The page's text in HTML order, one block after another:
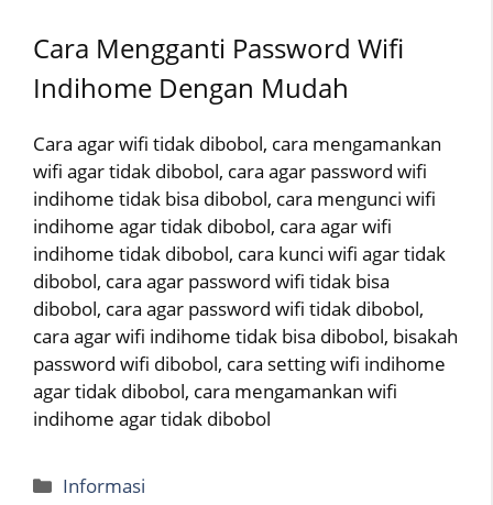
Cara Mengganti Password Wifi
Indihome Dengan Mudah
Cara agar wifi tidak dibobol, cara mengamankan
wifi agar tidak dibobol, cara agar password wifi
indihome tidak bisa dibobol, cara mengunci wifi
indihome agar tidak dibobol, cara agar wifi
indihome tidak dibobol, cara kunci wifi agar tidak
dibobol, cara agar password wifi tidak bisa
dibobol, cara agar password wifi tidak dibobol,
cara agar wifi indihome tidak bisa dibobol, bisakah
password wifi dibobol, cara setting wifi indihome
agar tidak dibobol, cara mengamankan wifi
indihome agar tidak dibobol
Categories
Informasi